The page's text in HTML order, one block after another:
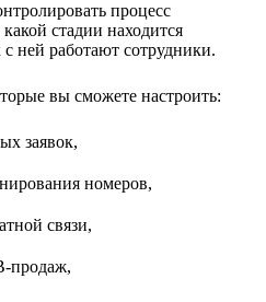
процесс
стадии находится
с ней работают сотрудники.
вы сможете настроить:
заявок,
номеров,
связи,
продаж,